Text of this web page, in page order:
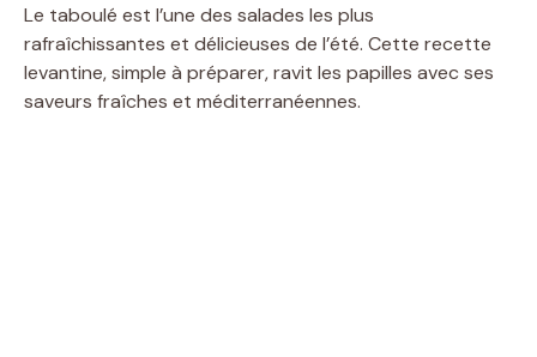
Le taboulé est l’une des salades les plus
rafraîchissantes et délicieuses de l’été. Cette recette
levantine, simple à préparer, ravit les papilles avec ses
saveurs fraîches et méditerranéennes.